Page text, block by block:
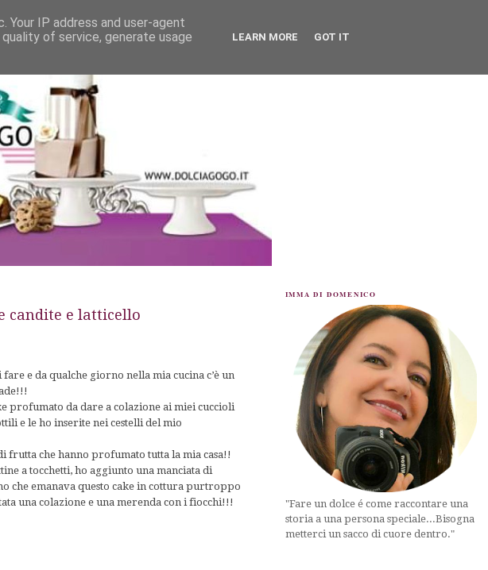
candite e latticello
e da qualche giorno nella mia cucina c’è un
profumato da dare a colazione ai miei cuccioli
e le ho inserite nei cestelli del mio
frutta che hanno profumato tutta la mia casa!!
a tocchetti, ho aggiunto una manciata di
che emanava questo cake in cottura purtroppo
una colazione e una merenda con i fiocchi!!!
IMMA DI DOMENICO
"Fare un dolce é come raccontare una
storia a una persona speciale...Bisogna
metterci un sacco di cuore dentro."
IP address and user-agent
of service, generate usage
LEARN MORE GOT IT